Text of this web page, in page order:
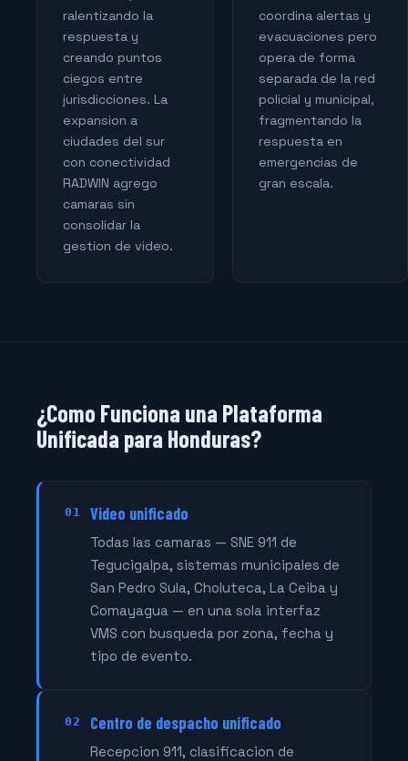
ralentizando la
respuesta y
creando puntos
ciegos entre
jurisdicciones. La
expansion a
ciudades del sur
con conectividad
RADWIN agrego
camaras sin
consolidar la
gestion de video.
coordina alertas y
evacuaciones pero
opera de forma
separada de la red
policial y municipal,
fragmentando la
respuesta en
emergencias de
gran escala.
¿Como Funciona una Plataforma
Unificada para Honduras?
01 Video unificado
Todas las camaras — SNE 911 de
Tegucigalpa, sistemas municipales de
San Pedro Sula, Choluteca, La Ceiba y
Comayagua — en una sola interfaz
VMS con busqueda por zona, fecha y
tipo de evento.
02 Centro de despacho unificado
Recepcion 911, clasificacion de